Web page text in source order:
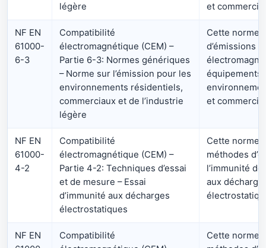
légère
et
NF EN
61000-
6-3
Compatibilité
électromagnétique (CEM) –
Partie 6-3: Normes génériques
– Norme sur l’émission pour les
environnements résidentiels,
commerciaux et de l’industrie
légère
Cette norme
d’émissions
équipements
et
NF EN
61000-
4-2
Compatibilité
électromagnétique (CEM) –
Partie 4-2: Techniques d’essai
et de mesure – Essai
d’immunité aux décharges
électrostatiques
Cette norme
méthodes
l’immunité
aux
NF EN
Compatibilité
Cette norme